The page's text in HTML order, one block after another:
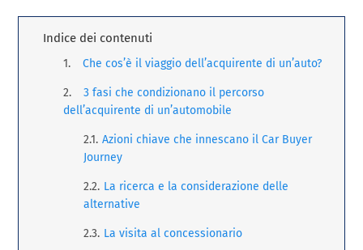
Indice dei contenuti
Che cos’è il viaggio dell’acquirente di un’auto?
3 fasi che condizionano il percorso
dell’acquirente di un’automobile
Azioni chiave che innescano il Car Buyer
Journey
La ricerca e la considerazione delle
alternative
La visita al concessionario